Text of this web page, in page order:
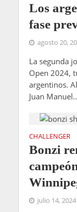
Los
fase
agosto 20,
La segunda
Open 2024,
argentinos.
Juan
CHALLENGER
Bonzi
julio 14, 2024